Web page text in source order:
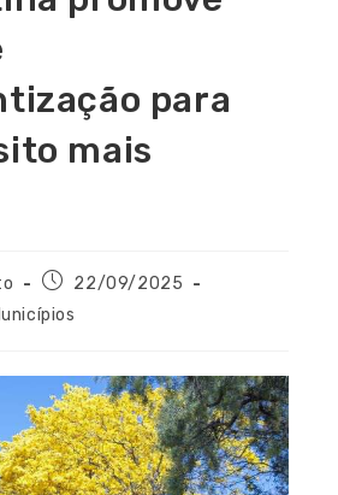
para
mais
22/09/2025